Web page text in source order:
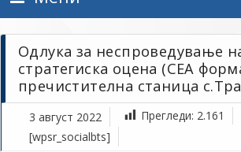
Одлука за неспроведување
стратегиска оцена (СЕА
пречистителна станица
3 август 2022 Прегледи: 2.161
[wpsr_socialbts]